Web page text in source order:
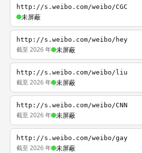
http://s.weibo.com/weibo/CGC
未屏蔽
http://s.weibo.com/weibo/hey
截至 2026 年 未屏蔽
http://s.weibo.com/weibo/liu
截至 2026 年 未屏蔽
http://s.weibo.com/weibo/CNN
截至 2026 年 未屏蔽
http://s.weibo.com/weibo/gay
截至 2026 年 未屏蔽